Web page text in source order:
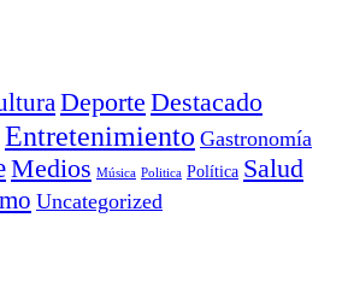
Deporte Destacado
Entretenimiento Gastronomía
Medios Música Politica Política Salud
Uncategorized